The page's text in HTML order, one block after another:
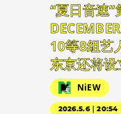
“夏日音速
DECEMBER
10等8组艺
东京还将
NiEW
2026.5.6｜20:54